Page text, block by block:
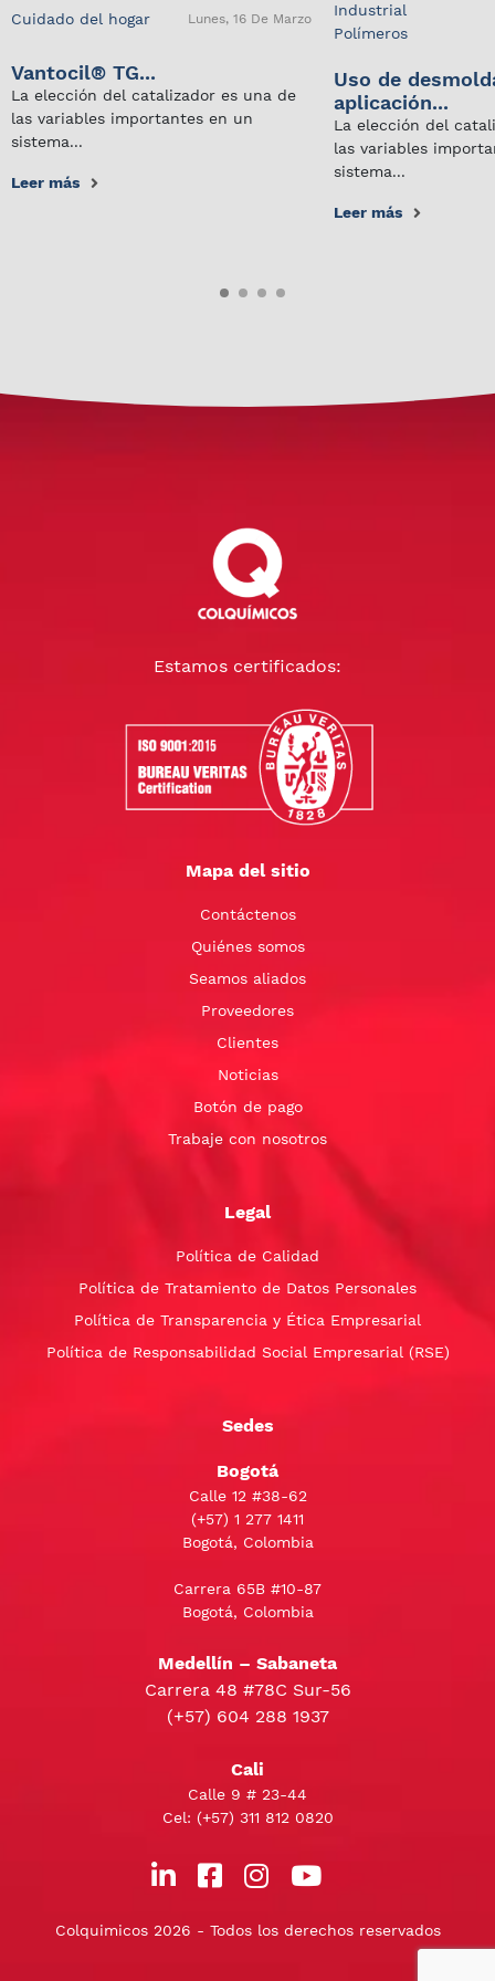
Cuidado del hogar Lunes, 16 De Marzo
Vantocil® TG...
La elección del catalizador es una de
las variables importantes en un
sistema...
Leer más
Industrial
Polímeros
Uso de
aplicación...
La elección del
las variables
sistema...
Leer más
Estamos certificados:
Mapa del sitio
Contáctenos
Quiénes somos
Seamos aliados
Proveedores
Clientes
Noticias
Botón de pago
Trabaje con nosotros
Legal
Política de Calidad
Política de Tratamiento de Datos Personales
Política de Transparencia y Ética Empresarial
Política de Responsabilidad Social Empresarial (RSE)
Sedes
Bogotá
Calle 12 #38-62
(+57) 1 277 1411
Bogotá, Colombia
Carrera 65B #10-87
Bogotá, Colombia
Medellín – Sabaneta
Carrera 48 #78C Sur-56
(+57) 604 288 1937
Cali
Calle 9 # 23-44
Cel: (+57) 311 812 0820
Colquimicos 2026 - Todos los derechos reservados